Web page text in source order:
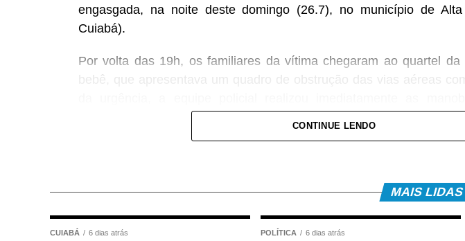
engasgada, na noite deste domingo (26.7), no município de
Cuiabá).
Por volta das 19h, os familiares da vítima chegaram ao quartel da
bebê, que apresentava um quadro de obstrução das vias aéreas
conseguindo restabelecer a respiração da vítima.
plantão, que deu continuidade às avaliações e aos procedimentos
COMENTE ABAIXO:
CONTINUE LENDO
MAIS
CUIABÁ 6 dias atrás POLÍTICA 6 dias atrás